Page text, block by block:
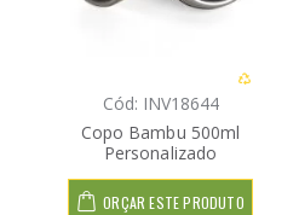
Cód: INV18644
Copo Bambu 500ml
Personalizado
ORÇAR ESTE PRODUTO